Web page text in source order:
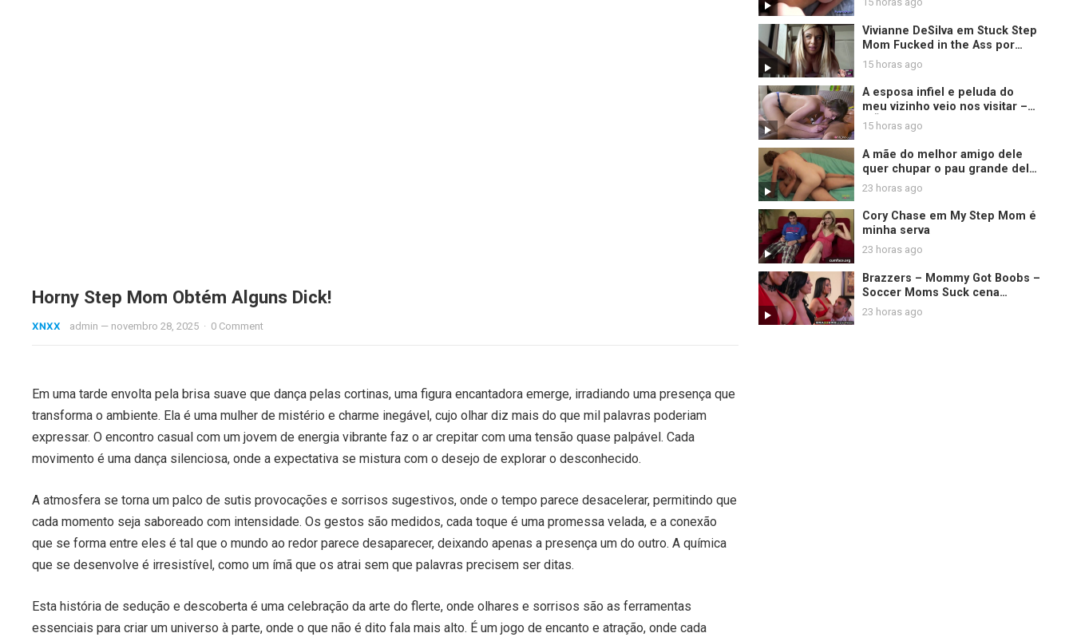
Horny Step Mom Obtém Alguns Dick!
XNXX admin — novembro 28, 2025 · 0 Comment
Em uma tarde envolta pela brisa suave que dança pelas cortinas, uma figura encantadora emerge, irradiando uma presença que
transforma o ambiente. Ela é uma mulher de mistério e charme inegável, cujo olhar diz mais do que mil palavras poderiam
expressar. O encontro casual com um jovem de energia vibrante faz o ar crepitar com uma tensão quase palpável. Cada
movimento é uma dança silenciosa, onde a expectativa se mistura com o desejo de explorar o desconhecido.
A atmosfera se torna um palco de sutis provocações e sorrisos sugestivos, onde o tempo parece desacelerar, permitindo que
cada momento seja saboreado com intensidade. Os gestos são medidos, cada toque é uma promessa velada, e a conexão
que se forma entre eles é tal que o mundo ao redor parece desaparecer, deixando apenas a presença um do outro. A química
que se desenvolve é irresistível, como um ímã que os atrai sem que palavras precisem ser ditas.
Esta história de sedução e descoberta é uma celebração da arte do flerte, onde olhares e sorrisos são as ferramentas
essenciais para criar um universo à parte, onde o que não é dito fala mais alto. É um jogo de encanto e atração, onde cada
Vivianne DeSilva em Stuck Step
Mom Fucked in the Ass por
Horny Step Son
15 horas ago
A esposa infiel e peluda do
meu vizinho veio nos visitar –
MÃE XXX
15 horas ago
A mãe do melhor amigo dele
quer chupar o pau grande dele
e transar hardcore
23 horas ago
Cory Chase em My Step Mom é
minha serva
23 horas ago
Brazzers – Mommy Got Boobs –
Soccer Moms Suck cena
estrelando Eva Karera Kendra
Lust Vanilla Deville
23 horas ago